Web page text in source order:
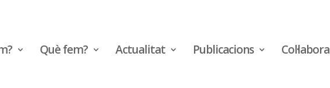
Què fem? Actualitat Publicacions Col·labora